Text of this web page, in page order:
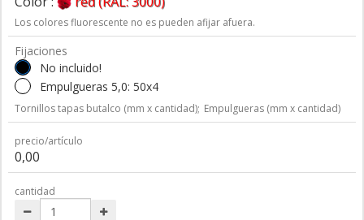
Los colores fluorescente no es pueden afijar afuera.
Fijaciones
No incluido!
Empulgueras 5,0: 50x4
Tornillos tapas butalco (mm x cantidad); Empulgueras (mm x cantidad)
precio/artículo
0,00
cantidad